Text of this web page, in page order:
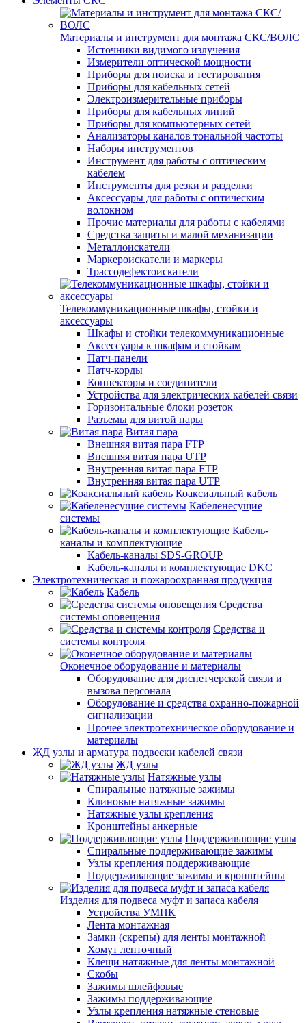
Материалы и инструмент для монтажа СКС/ВОЛС
Источники видимого излучения
Измерители оптической мощности
Приборы для поиска и тестирования
Приборы для кабельных сетей
Электроизмерительные приборы
Приборы для кабельных линий
Приборы для компьютерных сетей
Анализаторы каналов тональной частоты
Наборы инструментов
Инструмент для работы с оптическим
кабелем
Инструменты для резки и разделки
Аксессуары для работы с оптическим
волокном
Прочие материалы для работы с кабелями
Средства защиты и малой механизации
Металлоискатели
Маркероискатели и маркеры
Трассодефектоискатели
Телекоммуникационные шкафы, стойки и
аксессуары
Шкафы и стойки телекоммуникационные
Аксессуары к шкафам и стойкам
Патч-панели
Патч-корды
Коннекторы и соединители
Устройства для электрических кабелей связи
Горизонтальные блоки розеток
Разъемы для витой пары
Витая пара
Внешняя витая пара FTP
Внешняя витая пара UTP
Внутренняя витая пара FTP
Внутренняя витая пара UTP
Коаксиальный кабель
Кабеленесущие
системы
Кабель-
каналы и комплектующие
Кабель-каналы SDS-GROUP
Кабель-каналы и комплектующие DKC
Электротехническая и пожароохранная продукция
Кабель
Средства
системы оповещения
Средства и
системы контроля
Оконечное оборудование и материалы
Оборудование для диспетчерской связи и
вызова персонала
Оборудование и средства охранно-пожарной
сигнализации
Прочее электротехническое оборудование и
материалы
ЖД узлы и арматура подвески кабелей связи
ЖД узлы
Натяжные узлы
Спиральные натяжные зажимы
Клиновые натяжные зажимы
Натяжные узлы крепления
Кронштейны анкерные
Поддерживающие узлы
Спиральные поддерживающие зажимы
Узлы крепления поддерживающие
Поддерживающие зажимы и кронштейны
Изделия для подвеса муфт и запаса кабеля
Устройства УМПК
Лента монтажная
Замки (скрепы) для ленты монтажной
Хомут ленточный
Клещи натяжные для ленты монтажной
Скобы
Зажимы шлейфовые
Зажимы поддерживающие
Узлы крепления натяжные стеновые